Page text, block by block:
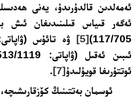
ئەمەلدىن قالدۇرىدۇ، يەنى
ئەگەر قىياس قىلىنىدىغان ئىش
117/705)
[5] ۋە تائۇس (ۋاپاتى: 106/
ئوتتۇرىغا قويۇلىدۇ[7]
.
ئوسمان بەتتىنىڭ